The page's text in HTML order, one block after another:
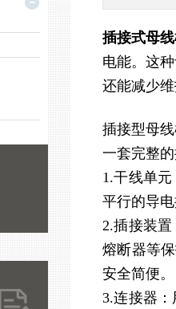
插接式母
电能。这
还能减少维
插接型母
一套完整
1.干线单
平行的导
2.插接装
熔断器等
安全简便。
3.连接器